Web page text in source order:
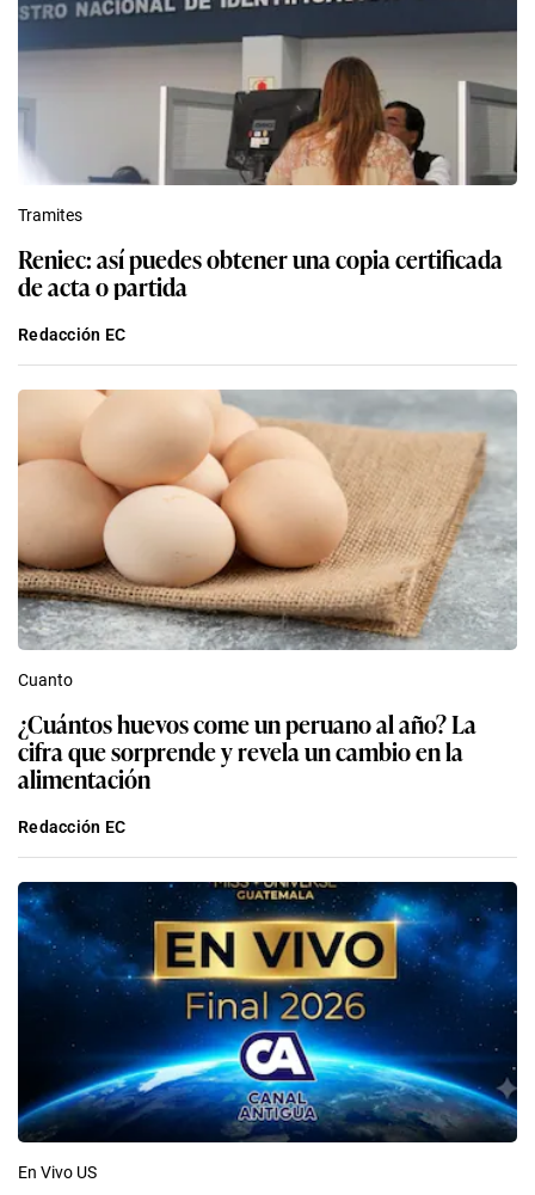
Tramites
Reniec: así puedes obtener una copia certificada
de acta o partida
Redacción EC
Cuanto
¿Cuántos huevos come un peruano al año? La
cifra que sorprende y revela un cambio en la
alimentación
Redacción EC
En Vivo US